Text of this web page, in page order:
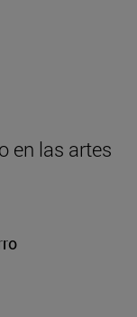
en las artes